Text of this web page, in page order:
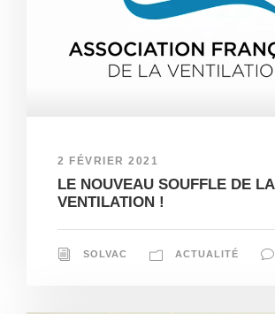
2 FÉVRIER 2021
LE NOUVEAU SOUFFLE DE LA
VENTILATION !
SOLVAC ACTUALITÉ